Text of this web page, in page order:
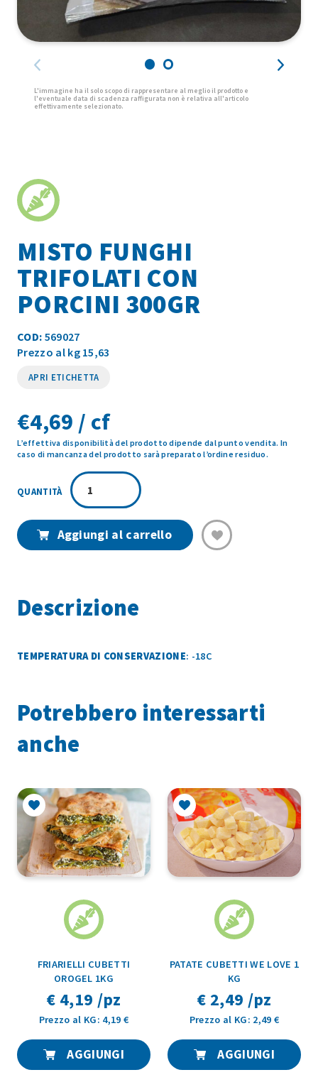
MISTO FUNGHI
TRIFOLATI CON
PORCINI 300GR
COD: 569027
Prezzo al kg 15,63
APRI ETICHETTA
€4,69 / cf
L’effettiva disponibilità del prodotto dipende dal punto vendita. In
caso di mancanza del prodotto sarà preparato l’ordine residuo.
MISTO
FUNGHI
TRIFOLATI
PORCINI
Aggiungi al carrello
Descrizione
TEMPERATURA DI CONSERVAZIONE: -18C
Potrebbero interessarti
anche
FRIARIELLI CUBETTI
OROGEL 1KG
€ 4,19 /pz
Prezzo al KG: 4,19 €
AGGIUNGI
PATATE CUBETTI WE LOVE 1
KG
€ 2,49 /pz
Prezzo al KG: 2,49 €
AGGIUNGI